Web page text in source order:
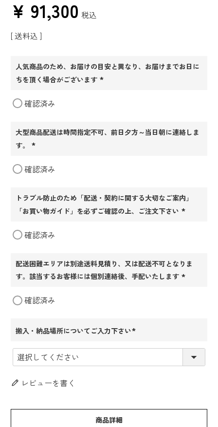
¥ 91,300 税込
送料込
人気商品のため、お届けの目安と異なり、お届けまでお日に
ちを頂く場合がございます
確認済み
大型商品配送は時間指定不可、前日夕方～当日朝に連絡しま
す。
須)
確認済み
トラブル防止のため「配送・契約に関する大切なご案内」
「お買い物ガイド」を必ずご確認の上、ご注文下さい
確認済み
配送困難エリアは別途送料見積り、又は配送不可となりま
す。該当するお客様には個別連絡後、手配いたします
確認済み
搬入・納品場所についてご入力下さい
レビューを書く
商品詳細